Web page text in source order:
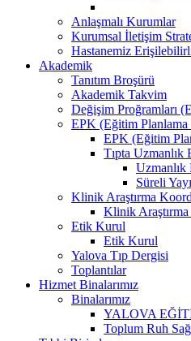
Anlaşmalı Kurumlar
Kurumsal İletişim
Hastanemiz
Akademik
Tanıtım Broşürü
Akademik Takvim
Değişim Proğramları
EPK (Eğitim
EPK (Eğitim
Tıpta Uzmanlık
Uzmanlık
Süreli
Klinik Araştırma
Klinik
Etik Kurul
Etik Kurul
Yalova Tıp Dergisi
Toplantılar
Hizmet Binalarımız
Binalarımız
YALOVA
Toplum Ruh